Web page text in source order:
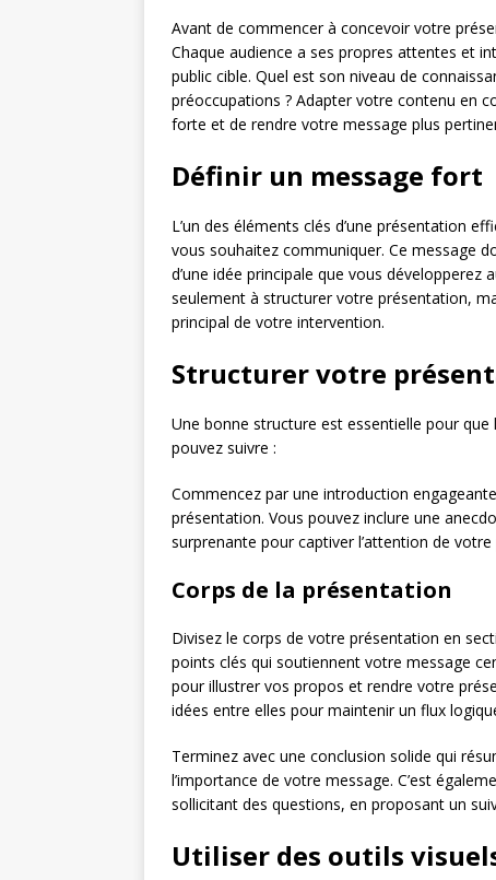
Avant de commencer à concevoir votre
Chaque audience a ses propres attentes et
public cible. Quel est son niveau de
préoccupations ? Adapter votre contenu en
forte et de rendre votre message plus
Définir un message fort
L’un des éléments clés d’une présentation
vous souhaitez communiquer. Ce message
d’une idée principale que vous
seulement à structurer votre présentation,
principal de votre intervention.
Structurer votre
Une bonne structure est essentielle pour
pouvez suivre :
Commencez par une introduction
présentation. Vous pouvez inclure une
surprenante pour captiver l’attention de
Corps de la présentation
Divisez le corps de votre présentation en
points clés qui soutiennent votre message
pour illustrer vos propos et rendre votre
idées entre elles pour maintenir un flux
Terminez avec une conclusion solide qui
l’importance de votre message. C’est
sollicitant des questions, en proposant un
Utiliser des outils